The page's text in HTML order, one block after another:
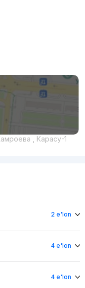
, Карасу-1
2 e'lon
4 e'lon
4 e'lon